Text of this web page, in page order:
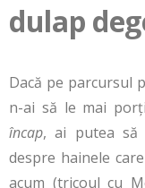
dulap
Dacă pe parcursul
n-ai să le mai
încap, ai putea să
despre hainele
acum (tricoul cu